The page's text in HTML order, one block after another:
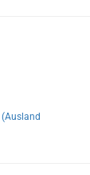
(Ausland